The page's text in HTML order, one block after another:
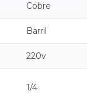
Cobre
Barril
220v
1/4